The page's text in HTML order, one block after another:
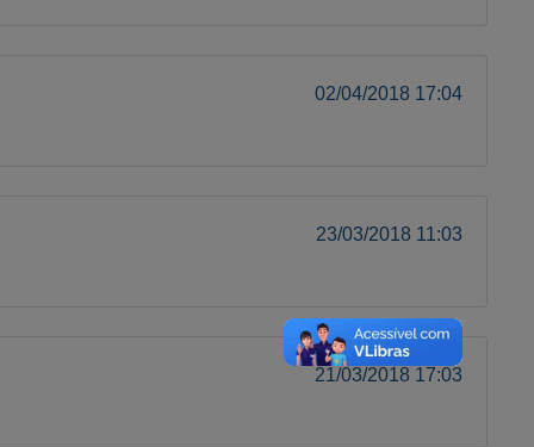
02/04/2018 17:04
23/03/2018 11:03
21/03/2018 17:03